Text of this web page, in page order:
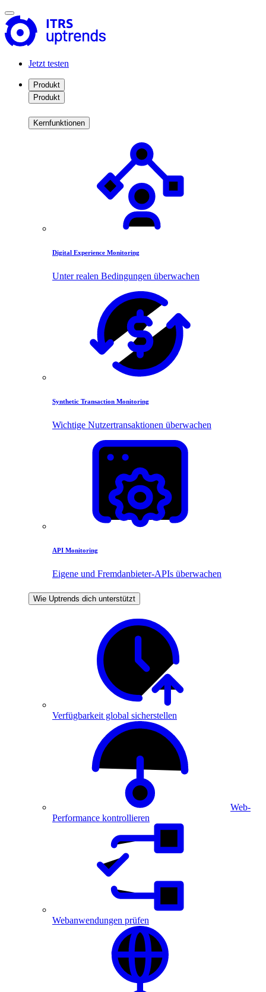
Jetzt testen
Produkt
Produkt
Kernfunktionen
Digital Experience Monitoring
Unter realen Bedingungen überwachen
Synthetic Transaction Monitoring
Wichtige Nutzertransaktionen überwachen
API Monitoring
Eigene und Fremdanbieter-APIs überwachen
Wie Uptrends dich unterstützt
Verfügbarkeit global sicherstellen
Web-
Performance kontrollieren
Webanwendungen prüfen